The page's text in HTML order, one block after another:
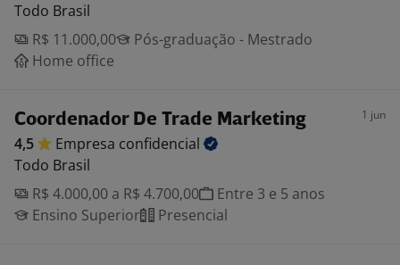
Todo Brasil
R$ 11.000,00
Pós-graduação - Mestrado
Home office
Coordenador De Trade Marketing 1 jun
4,5 Empresa confidencial
Todo Brasil
R$ 4.000,00 a R$ 4.700,00
Entre 3 e 5 anos
Ensino Superior
Presencial